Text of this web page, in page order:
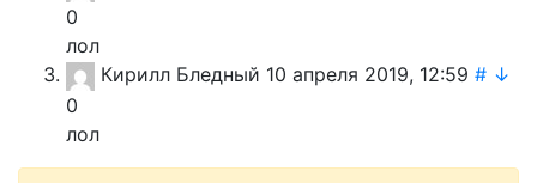
0
лол
Кирилл Бледный 10 апреля 2019, 12:59 # ↓
0
лол